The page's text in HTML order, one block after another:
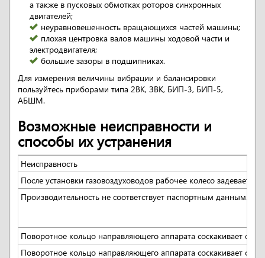
а также в пусковых обмотках роторов синхронных
двигателей;
неуравновешенность вращающихся частей машины;
плохая центровка валов машины ходовой части и
электродвигателя;
большие зазоры в подшипниках.
Для измерения величины вибрации и балансировки
пользуйтесь приборами типа 2ВК, ЗВК, БИП-3, БИП-5,
АБШМ.
Возможные неисправности и
способы их устранения
Неисправность
После установки газовоздуховодов рабочее колесо задевает
Производительность не соответствует паспортным данным.
Поворотное кольцо направляющего аппарата соскакивает с
Поворотное кольцо направляющего аппарата соскакивает с